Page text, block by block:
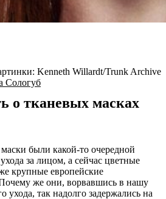
Kenneth Willardt/Trunk Archive
Сологуб
о тканевых масках
были какой-то очередной
за лицом, а сейчас цветные
крупные европейские
же они, ворвавшись в нашу
ухода, так надолго задержались на